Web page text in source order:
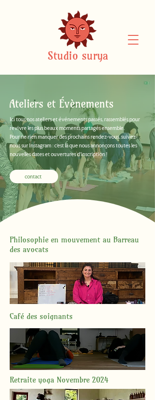
Studio surya
Ateliers et Évènements
Ici tous nos ateliers et événements passés, rassemblés pour
revivre les plus beaux moments partagés ensemble.
Pour ne rien manquer des prochains rendez-vous, suivez-
nous sur Instagram : c’est là que nous annonçons toutes les
nouvelles dates et ouvertures d’inscription !
contact
Philosophie en mouvement au Barreau
des avocats
Café des soignants
Retraite yoga Novembre 2024